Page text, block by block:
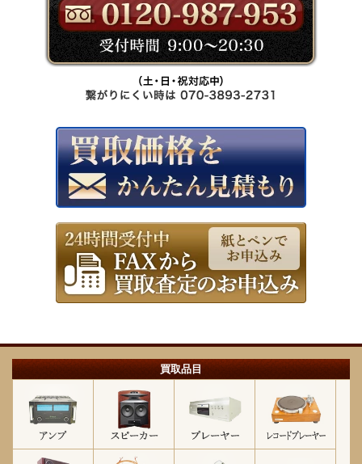
買取品目